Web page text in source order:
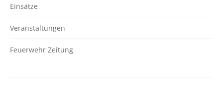
Einsätze
Veranstaltungen
Feuerwehr Zeitung